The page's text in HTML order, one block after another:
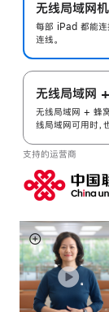
无线局域网
每部 iPad 都能连
连线。
无线局域网
无线局域网 + 蜂
线局域网可用时，
支持的运营商
展
开